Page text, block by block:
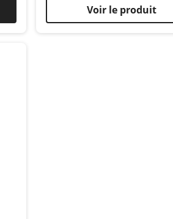
Voir le produit